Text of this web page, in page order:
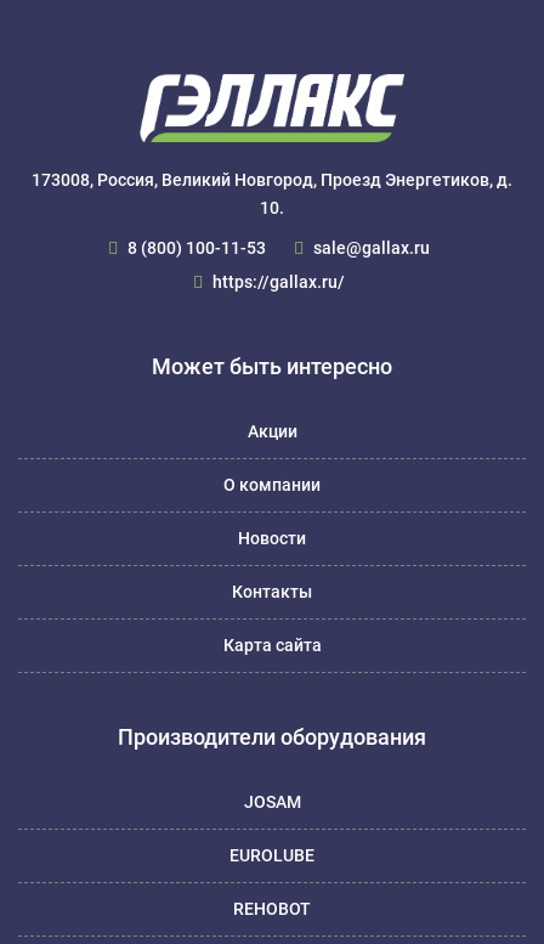
173008, Россия, Великий Новгород, Проезд Энергетиков, д.
10.
8 (800) 100-11-53
sale@gallax.ru
https://gallax.ru/
Может быть интересно
Акции
О компании
Новости
Контакты
Карта сайта
Производители оборудования
JOSAM
EUROLUBE
REHOBOT